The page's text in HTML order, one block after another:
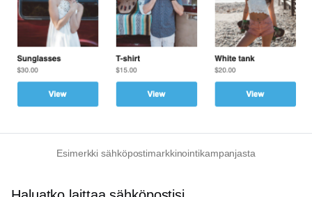
Esimerkki sähköpostimarkkinointikampanjasta